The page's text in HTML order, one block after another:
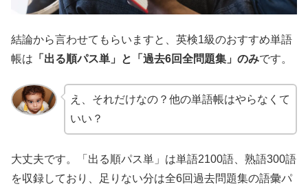
結論から言わせてもらいますと、英検1級のおすすめ単語
帳は 「出る順パス単」と「過去6回全問題集」のみです。
え、それだけなの？他の単語帳はやらなくて
いい？
大丈夫です。「出る順パス単」は単語2100語、熟語300語
を収録しており、足りない分は全6回過去問題集の語彙パ